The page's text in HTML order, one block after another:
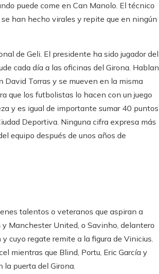
puede come en Can Manolo. El técnico
han hecho virales y repite que en ningún
de Geli. El presidente ha sido jugador del
cada día a las oficinas del Girona. Hablan
Torras y se mueven en la misma
que los futbolistas lo hacen con un juego
y es igual de importante sumar 40 puntos
Deportiva. Ninguna cifra expresa más
equipo después de unos años de
talentos o veteranos que aspiran a
Manchester United, o Savinho, delantero
regate remite a la figura de Vinicius.
mientras que Blind, Portu, Eric García y
puerta del Girona.